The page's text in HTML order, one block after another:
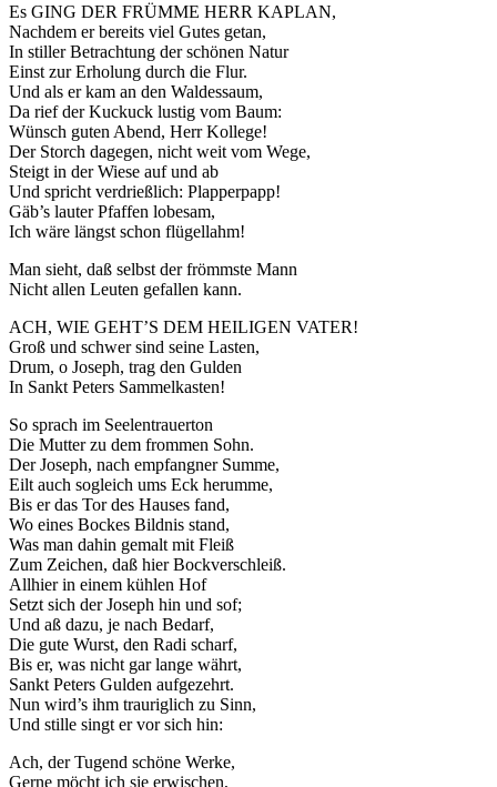
Es GING DER FRÜMME HERR KAPLAN,
Nachdem er bereits viel Gutes getan,
In stiller Betrachtung der schönen Natur
Einst zur Erholung durch die Flur.
Und als er kam an den Waldessaum,
Da rief der Kuckuck lustig vom Baum:
Wünsch guten Abend, Herr Kollege!
Der Storch dagegen, nicht weit vom Wege,
Steigt in der Wiese auf und ab
Und spricht verdrießlich: Plapperpapp!
Gäb’s lauter Pfaffen lobesam,
Ich wäre längst schon flügellahm!
Man sieht, daß selbst der frömmste Mann
Nicht allen Leuten gefallen kann.
ACH, WIE GEHT’S DEM HEILIGEN VATER!
Groß und schwer sind seine Lasten,
Drum, o Joseph, trag den Gulden
In Sankt Peters Sammelkasten!
So sprach im Seelentrauerton
Die Mutter zu dem frommen Sohn.
Der Joseph, nach empfangner Summe,
Eilt auch sogleich ums Eck herumme,
Bis er das Tor des Hauses fand,
Wo eines Bockes Bildnis stand,
Was man dahin gemalt mit Fleiß
Zum Zeichen, daß hier Bockverschleiß.
Allhier in einem kühlen Hof
Setzt sich der Joseph hin und sof;
Und aß dazu, je nach Bedarf,
Die gute Wurst, den Radi scharf,
Bis er, was nicht gar lange währt,
Sankt Peters Gulden aufgezehrt.
Nun wird’s ihm trauriglich zu Sinn,
Und stille singt er vor sich hin:
Ach, der Tugend schöne Werke,
Gerne möcht ich sie erwischen,